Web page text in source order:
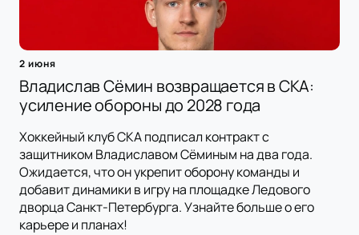
2 июня
Владислав Сёмин возвращается в СКА:
усиление обороны до 2028 года
Хоккейный клуб СКА подписал контракт с
защитником Владиславом Сёминым на два года.
Ожидается, что он укрепит оборону команды и
добавит динамики в игру на площадке Ледового
дворца Санкт-Петербурга. Узнайте больше о его
карьере и планах!